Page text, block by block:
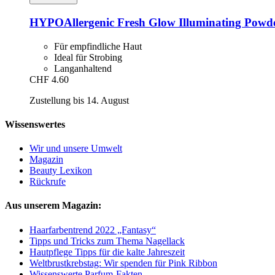
HYPOAllergenic Fresh Glow Illuminating
Für empfindliche Haut
Ideal für Strobing
Langanhaltend
CHF 4.60
Zustellung bis 14. August
Wissenswertes
Wir und unsere Umwelt
Magazin
Beauty Lexikon
Rückrufe
Aus unserem Magazin:
Haarfarbentrend 2022 „Fantasy“
Tipps und Tricks zum Thema Nagellack
Hautpflege Tipps für die kalte Jahreszeit
Weltbrustkrebstag: Wir spenden für Pink Ribbon